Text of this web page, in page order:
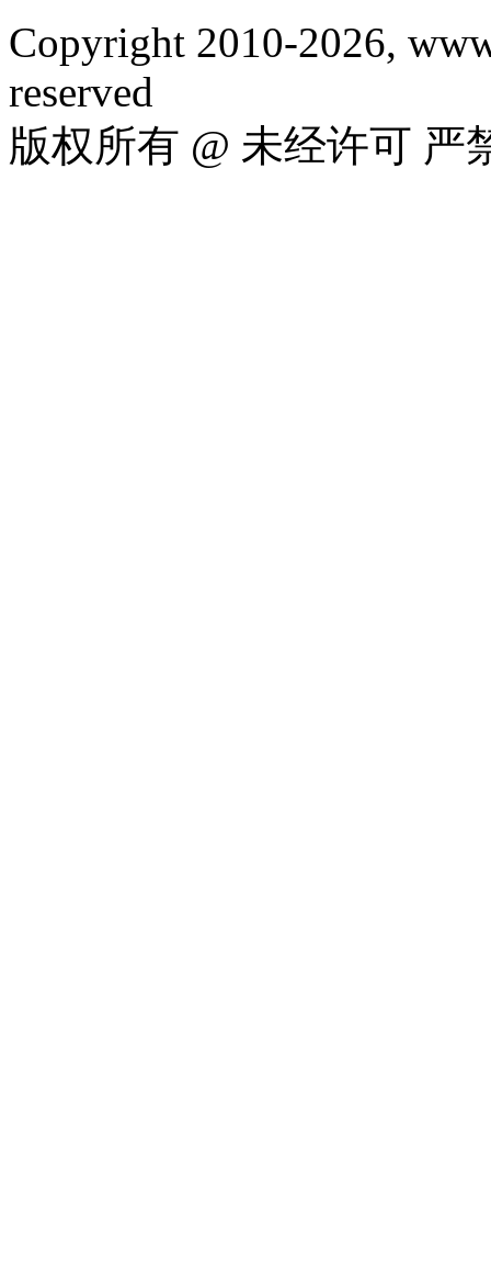
Copyright 2010-2026,
reserved
版权所有 @ 未经许可 严